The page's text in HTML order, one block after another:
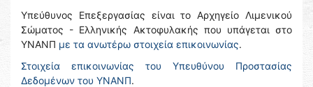
Υπεύθυνος Επεξεργασίας είναι το Αρχηγείο Λιμενικού
Σώματος - Ελληνικής Ακτοφυλακής που υπάγεται στο
ΥΝΑΝΠ με τα ανωτέρω στοιχεία επικοινωνίας.
Στοιχεία επικοινωνίας του Υπευθύνου Προστασίας
Δεδομένων του ΥΝΑΝΠ.